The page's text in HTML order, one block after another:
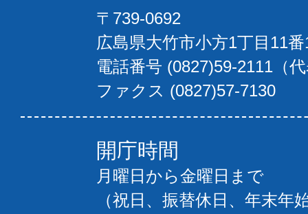
〒739-0692
広島県大竹市小方1丁目11
電話番号 (0827)59-2111（
ファクス (0827)57-7130
開庁時間
月曜日から金曜日まで
（祝日、振替休日、年末年